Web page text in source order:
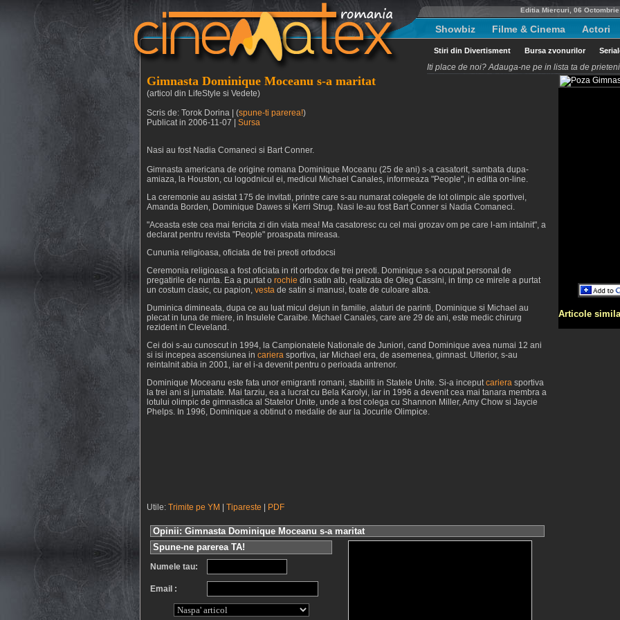
Editia Miercuri, 06
Showbiz Filme & Cinema Actori
Stiri din Divertisment Bursa zvonurilor
Iti place de noi? Adauga-ne pe in lista ta de
Gimnasta Dominique Moceanu s-a maritat
(articol din LifeStyle si Vedete)
Scris de: Torok Dorina | (spune-ti parerea!)
Publicat in 2006-11-07 | Sursa
Nasi au fost Nadia Comaneci si Bart Conner.
Gimnasta americana de origine romana Dominique Moceanu (25 de ani) s-a casatorit, sambata dupa-
amiaza, la Houston, cu logodnicul ei, medicul Michael Canales, informeaza "People", in editia on-line.
La ceremonie au asistat 175 de invitati, printre care s-au numarat colegele de lot olimpic ale sportivei,
Amanda Borden, Dominique Dawes si Kerri Strug. Nasi le-au fost Bart Conner si Nadia Comaneci.
"Aceasta este cea mai fericita zi din viata mea! Ma casatoresc cu cel mai grozav om pe care l-am intalnit", a
declarat pentru revista "People" proaspata mireasa.
Cununia religioasa, oficiata de trei preoti ortodocsi
Ceremonia religioasa a fost oficiata in rit ortodox de trei preoti. Dominique s-a ocupat personal de
pregatirile de nunta. Ea a purtat o rochie din satin alb, realizata de Oleg Cassini, in timp ce mirele a purtat
un costum clasic, cu papion, vesta de satin si manusi, toate de culoare alba.
Duminica dimineata, dupa ce au luat micul dejun in familie, alaturi de parinti, Dominique si Michael au
plecat in luna de miere, in Insulele Caraibe. Michael Canales, care are 29 de ani, este medic chirurg
rezident in Cleveland.
Cei doi s-au cunoscut in 1994, la Campionatele Nationale de Juniori, cand Dominique avea numai 12 ani
si isi incepea ascensiunea in cariera sportiva, iar Michael era, de asemenea, gimnast. Ulterior, s-au
reintalnit abia in 2001, iar el i-a devenit pentru o perioada antrenor.
Dominique Moceanu este fata unor emigranti romani, stabiliti in Statele Unite. Si-a inceputcariera sportiva
la trei ani si jumatate. Mai tarziu, ea a lucrat cu Bela Karolyi, iar in 1996 a devenit cea mai tanara membra a
lotului olimpic de gimnastica al Statelor Unite, unde a fost colega cu Shannon Miller, Amy Chow si Jaycie
Phelps. In 1996, Dominique a obtinut o medalie de aur la Jocurile Olimpice.
Utile: Trimite pe YM Tipareste PDF
Opinii: Gimnasta Dominique Moceanu s-a maritat
Spune-ne parerea TA!
Numele tau:
Email :
Articole